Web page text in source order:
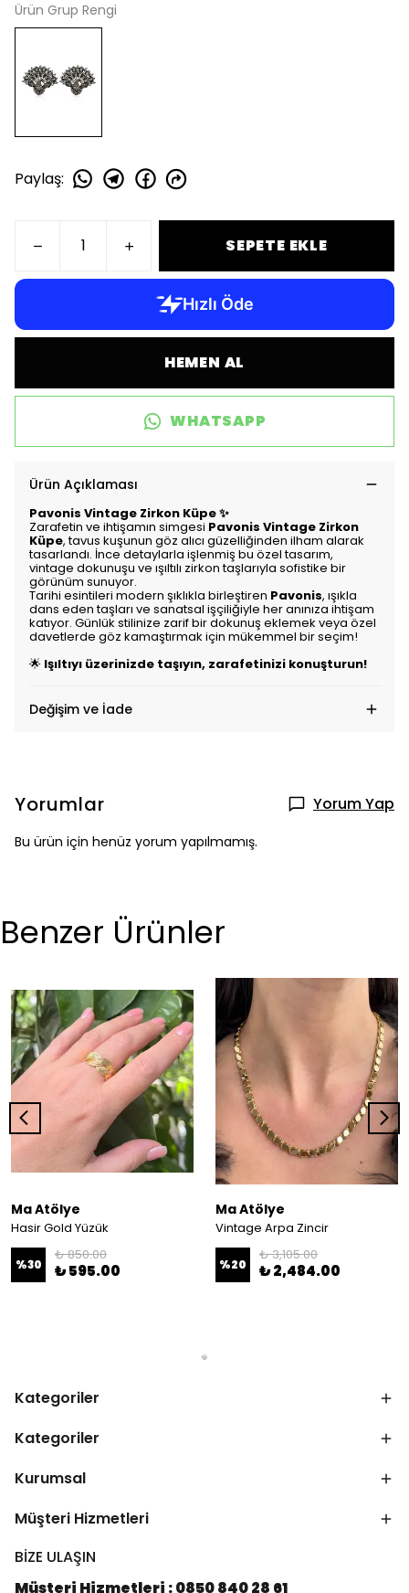
Ürün Grup Rengi
Paylaş:
SEPETE EKLE
HEMEN AL
WHATSAPP
Ürün Açıklaması
Pavonis Vintage Zirkon Küpe ✨
Zarafetin ve ihtişamın simgesi Pavonis Vintage Zirkon
Küpe, tavus kuşunun göz alıcı güzelliğinden ilham alarak
tasarlandı. İnce detaylarla işlenmiş bu özel tasarım,
vintage dokunuşu ve ışıltılı zirkon taşlarıyla sofistike bir
görünüm sunuyor.
Tarihi esintileri modern şıklıkla birleştiren Pavonis, ışıkla
dans eden taşları ve sanatsal işçiliğiyle her anınıza ihtişam
katıyor. Günlük stilinize zarif bir dokunuş eklemek veya özel
davetlerde göz kamaştırmak için mükemmel bir seçim!
🌟 Işıltıyı üzerinizde taşıyın, zarafetinizi konuşturun!
Değişim ve İade
Yorumlar Yorum Yap
Bu ürün için henüz yorum yapılmamış.
Benzer Ürünler
Ma Atölye
Hasir Gold Yüzük
%30
₺ 850.00
₺ 595.00
Ma Atölye
Vintage Arpa Zincir
%20
₺ 3,105.00
₺ 2,484.00
Kategoriler
Kategoriler
Kurumsal
Müşteri Hizmetleri
BİZE ULAŞIN
Müşteri Hizmetleri : 0850 840 28 61